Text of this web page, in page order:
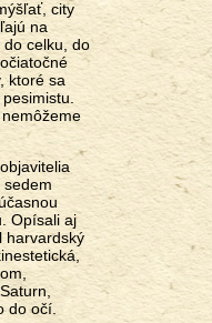
city
na
celku, do
ktoré sa
Opísali aj
harvardský
do očí.